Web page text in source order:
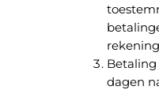
dagen